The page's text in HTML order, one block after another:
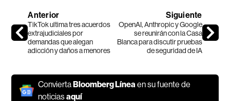
Anterior
TikTok ultima tres acuerdos
extrajudiciales por
demandas que alegan
adicción y daños a menores
Siguiente
OpenAI, Anthropic y Google
se reunirán con la Casa
Blanca para discutir pruebas
de seguridad de IA
ConviertaBloomberg Líneaen su fuente de
noticiasaquí